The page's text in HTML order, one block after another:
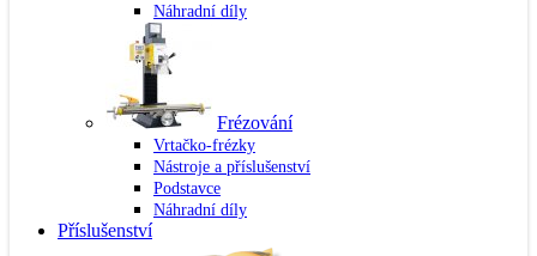
Náhradní díly
Frézování
Vrtačko-frézky
Nástroje a příslušenství
Podstavce
Náhradní díly
Příslušenství